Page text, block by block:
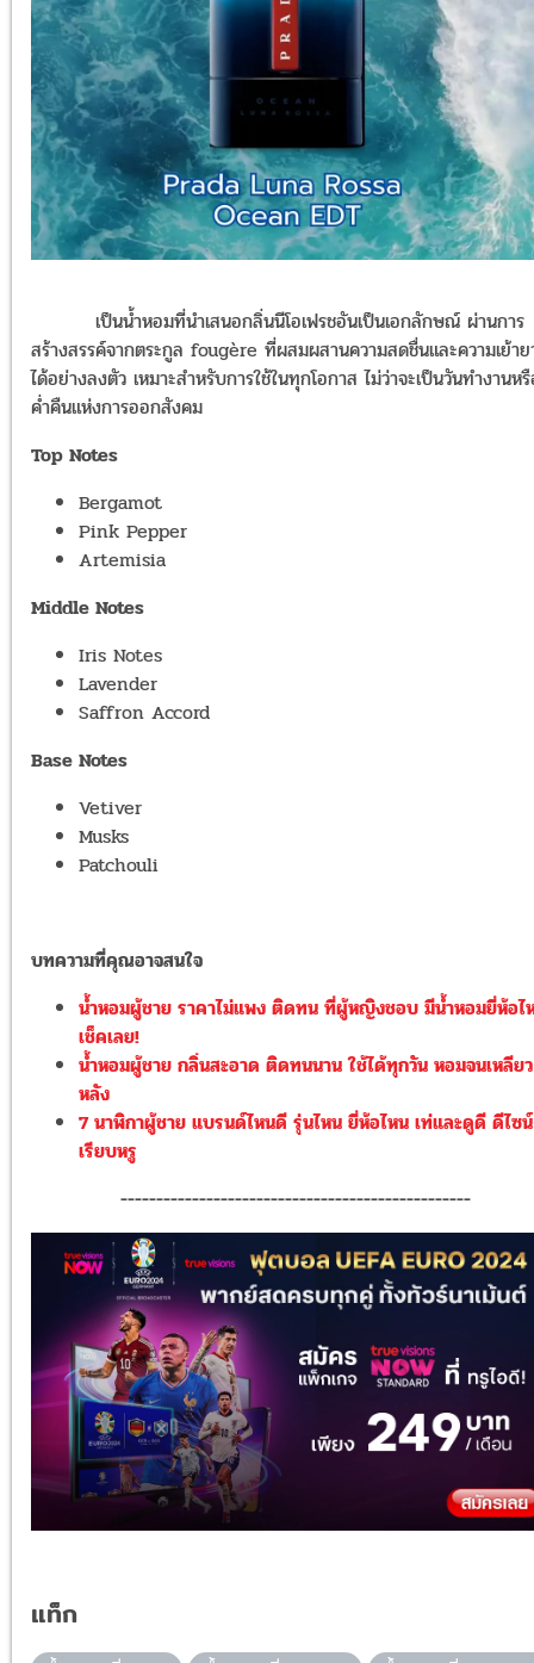
เป็นน้ำหอมที่นำเสนอกลิ่นนีโอเฟรชอันเป็นเอกลักษณ์ ผ่านการ
สร้างสรรค์จากตระกูล fougère ที่ผสมผสานความสดชื่นและความเย้า
ได้อย่างลงตัว เหมาะสำหรับการใช้ในทุกโอกาส ไม่ว่าจะเป็นวันทำงานห
ค่ำคืนแห่งการออกสังคม
Top Notes
Bergamot
Pink Pepper
Artemisia
Middle Notes
Iris Notes
Lavender
Saffron Accord
Base Notes
Vetiver
Musks
Patchouli
บทความที่คุณอาจสนใจ
น้ำหอมผู้ชาย ราคาไม่แพง ติดทน ที่ผู้หญิงชอบ มีน้ำหอมยี่ห้อไ
เช็คเลย!
น้ำหอมผู้ชาย กลิ่นสะอาด ติดทนนาน ใช้ได้ทุกวัน หอมจนเหลียว
หลัง
7 นาฬิกาผู้ชาย แบรนด์ไหนดี รุ่นไหน ยี่ห้อไหน เท่และดูดี ดีไซน์
เรียบหรู
-------------------------------------------------
แท็ก